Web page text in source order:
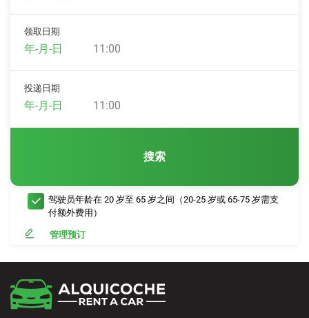
领取日期
11:00
投递日期
11:00
搜索
驾驶员年龄在 20 岁至 65 岁之间（20-25 岁或 65-75 岁需支
付额外费用）
管理预订